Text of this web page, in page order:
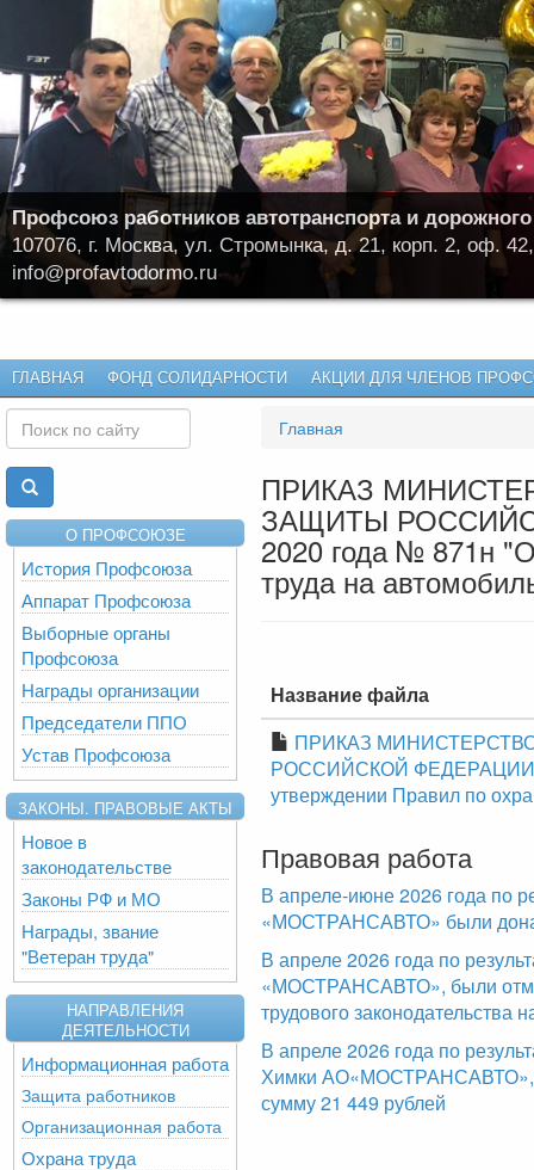
Профсоюз работников автотранспорта и
107076, г. Москва, ул. Стромынка, д. 21, корп. 2, оф.
info@profavtodormo.ru
ГЛАВНАЯ ФОНД СОЛИДАРНОСТИ АКЦИИ ДЛЯ ЧЛЕНОВ
О ПРОФСОЮЗЕ
История Профсоюза
Аппарат Профсоюза
Выборные органы
Профсоюза
Награды организации
Председатели ППО
Устав Профсоюза
ЗАКОНЫ. ПРАВОВЫЕ АКТЫ
Новое в
законодательстве
Законы РФ и МО
Награды, звание
"Ветеран труда"
НАПРАВЛЕНИЯ
ДЕЯТЕЛЬНОСТИ
Информационная работа
Защита работников
Организационная работа
Охрана труда
Главная
ПРИКАЗ
ЗАЩИТЫ
2020 года № 871н
труда на
Название файла
ПРИКАЗ
РОССИЙСКОЙ ФЕДЕРАЦИИ
утверждении Правил по
Правовая работа
В апреле-июне 2026 года по
«МОСТРАНСАВТО» были
В апреле 2026 года по
«МОСТРАНСАВТО», были
трудового
В апреле 2026 года по
Химки АО«МОСТРАНСАВТО»,
сумму 21 449 рублей